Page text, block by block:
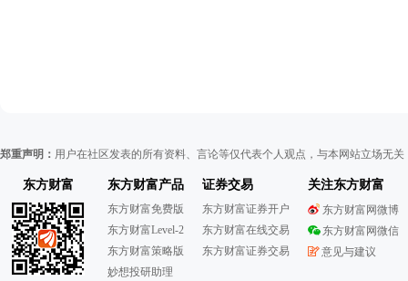
郑重声明： 用户在社区发表的所有资料、言论等仅代表个人观点，与本网站立场无
东方财富 东方财富产品
东方财富免费版
东方财富Level-2
东方财富策略版
妙想投研助理
证券交易
东方财富证券开户
东方财富在线交易
东方财富证券交易
关注东方财富
东方财富网微博
东方财富网微信
意见与建议